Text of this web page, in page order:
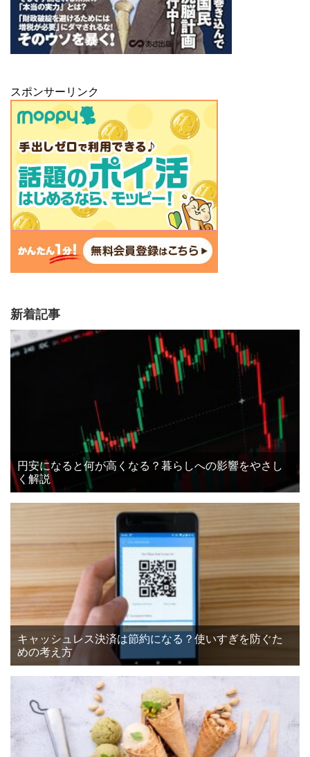
スポンサーリンク
新着記事
円安になると何が高くなる？暮らしへの影響をやさし
く解説
キャッシュレス決済は節約になる？使いすぎを防ぐた
めの考え方